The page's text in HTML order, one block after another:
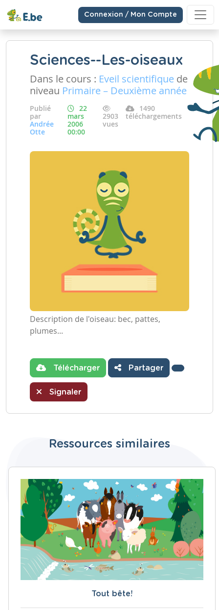
Connexion / Mon Compte
Sciences--Les-oiseaux
Dans le cours : Eveil scientifique de
niveau Primaire – Deuxième année
Publié
par
Andrée
Otte
22
mars
2006
00:00
2903
vues
1490
téléchargements
Description de l'oiseau: bec, pattes,
plumes...
Télécharger Partager
Signaler
Ressources similaires
Tout bête!